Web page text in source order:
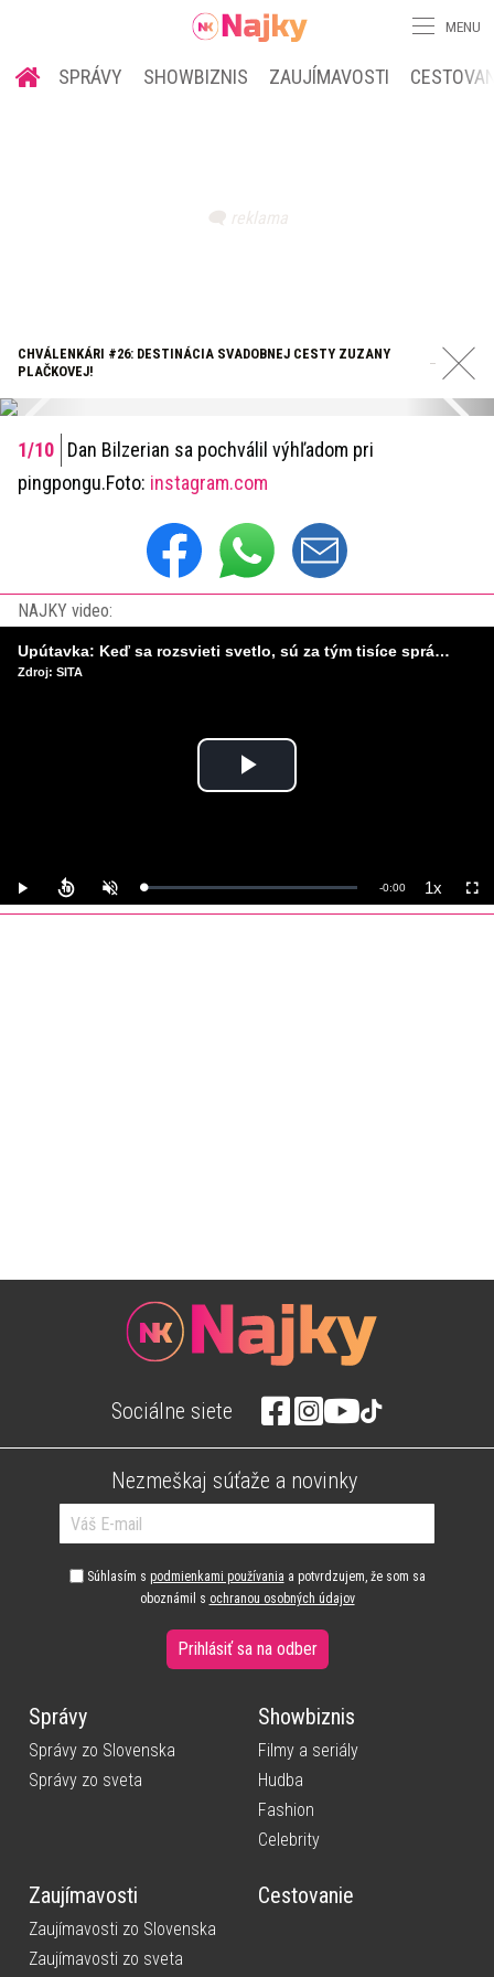
MENU
SPRÁVY SHOWBIZNIS ZAUJÍMAVOSTI
CHVÁLENKÁRI #26: DESTINÁCIA SVADOBNEJ CESTY ZUZANY
PLAČKOVEJ!
Dan Bilzerian sa pochválil výhľadom pri
pingpongu.Foto: instagram.com
NAJKY video:
Play
Play UnmuteLoaded:
0%
Remaining
-0:00 1xPlayback
Rate
Upútavka: Keď sa rozsvieti svetlo, sú za tým tisíce správnych rozhodnutí. Ako vzniká infraštruktúra, ktorú nevnímame?
Zdroj: SITA
Sociálne siete
Nezmeškaj súťaže a novinky
Súhlasím s podmienkami používania a potvrdzujem, že som sa
oboznámil s ochranou osobných údajov
Prihlásiť sa na odber
Správy
Správy zo Slovenska
Správy zo sveta
Showbiznis
Filmy a seriály
Hudba
Fashion
Celebrity
Zaujímavosti
Zaujímavosti zo Slovenska
Zaujímavosti zo sveta
Cestovanie